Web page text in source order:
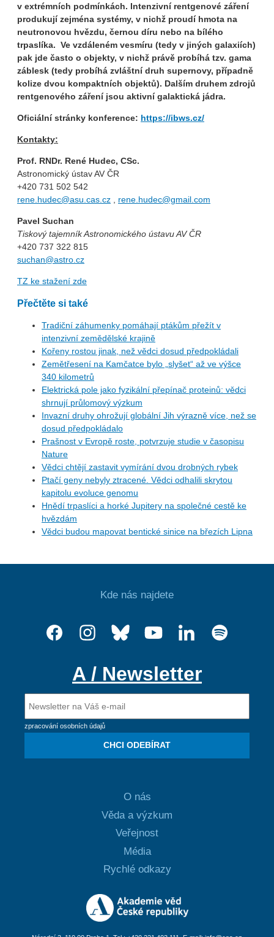
v extrémních podmínkách. Intenzivní rentgenové záření
produkují zejména systémy, v nichž proudí hmota na
neutronovou hvězdu, černou díru nebo na bílého
trpaslíka. Ve vzdáleném vesmíru (tedy v jiných galaxiích)
pak jde často o objekty, v nichž právě probíhá tzv. gama
záblesk (tedy probíhá zvláštní druh supernovy, případně
kolize dvou kompaktních objektů). Dalším druhem zdrojů
rentgenového záření jsou aktivní galaktická jádra.
Oficiální stránky konference: https://ibws.cz/
Kontakty:
Prof. RNDr. René Hudec, CSc.
Astronomický ústav AV ČR
+420 731 502 542
rene.hudec@asu.cas.cz
rene.hudec@gmail.com
Pavel Suchan
Tiskový tajemník Astronomického ústavu AV ČR
+420 737 322 815
suchan@astro.cz
TZ ke stažení zde
Přečtěte si také
Tradiční záhumenky pomáhají ptákům přežít v
intenzivní zemědělské krajině
Kořeny rostou jinak, než vědci dosud předpokládali
Zemětřesení na Kamčatce bylo „slyšet“ až ve výšce
340 kilometrů
Elektrická pole jako fyzikální přepínač proteinů: vědci
shrnují průlomový výzkum
Invazní druhy ohrožují globální Jih výrazně více, než se
dosud předpokládalo
Prašnost v Evropě roste, potvrzuje studie v časopisu
Nature
Vědci chtějí zastavit vymírání dvou drobných rybek
Ptačí geny nebyly ztracené. Vědci odhalili skrytou
kapitolu evoluce genomu
Hnědí trpaslíci a horké Jupitery na společné cestě ke
hvězdám
Vědci budou mapovat bentické sinice na březích Lipna
Kde nás najdete
A / Newsletter
zpracování osobních údajů
CHCI ODEBÍRAT
O nás
Věda a výzkum
Veřejnost
Média
Rychlé odkazy